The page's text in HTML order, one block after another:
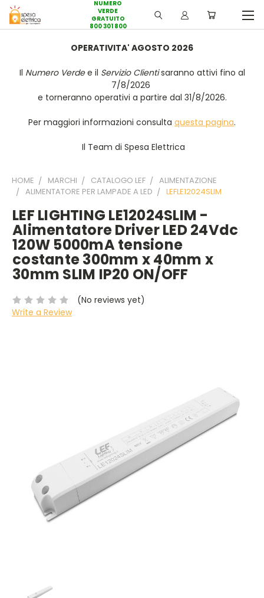
NUMERO
VERDE
GRATUITO
800 301 800
OPERATIVITA' AGOSTO 2026
Il Numero Verdee il Servizio Clientisaranno attivi fino al
7/8/2026
e torneranno operativi a partire dal 31/8/2026.
Per maggiori informazioni consulta questa pagina.
Il Team di Spesa Elettrica
HOME MARCHI CATALOGO LEF
ALIMENTAZIONE
ALIMENTATORE PER LAMPADE A LED
LEFLE12024SLIM
LEF LIGHTING LE12024SLIM -
Alimentatore Driver LED 24Vdc
120W 5000mA tensione
costante 300mm x 40mm x
30mm SLIM IP20 ON/OFF
(No reviews yet)
Write a Review